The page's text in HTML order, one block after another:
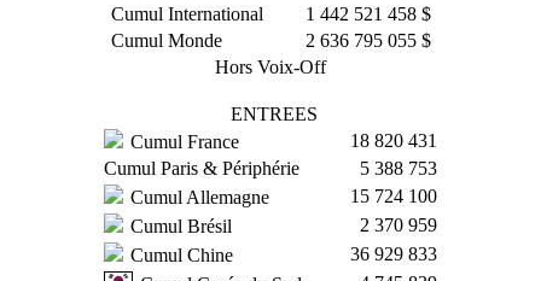
Cumul International
1 442 521 458 $
Cumul Monde
2 636 795 055 $
Hors Voix-Off
ENTREES
Cumul France
18 820 431
Cumul Paris & Périphérie
5 388 753
Cumul Allemagne
15 724 100
Cumul Brésil
2 370 959
Cumul Chine
36 929 833